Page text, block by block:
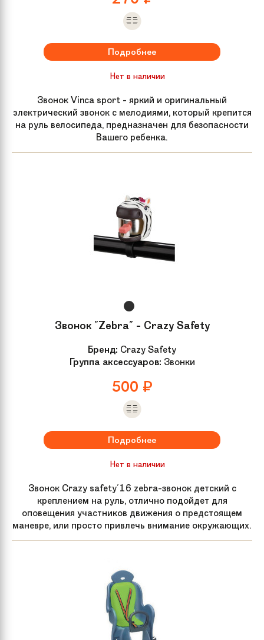
Подробнее
Нет в наличии
Звонок Vinca sport - яркий и оригинальный
электрический звонок с мелодиями, который крепится
на руль велосипеда, предназначен для безопасности
Вашего ребенка.
Звонок "Zebra" - Crazy Safety
Бренд: Crazy Safety
Группа аксессуаров: Звонки
500 ₽
Подробнее
Нет в наличии
Звонок Crazy safety'16 zebra-звонок детский с
креплением на руль, отлично подойдет для
оповещения участников движения о предстоящем
маневре, или просто привлечь внимание окружающих.